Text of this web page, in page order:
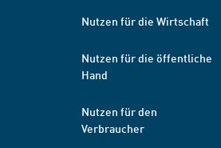
Nutzen für die Wirtschaft
Nutzen für die öffentliche
Hand
Nutzen für den
Verbraucher